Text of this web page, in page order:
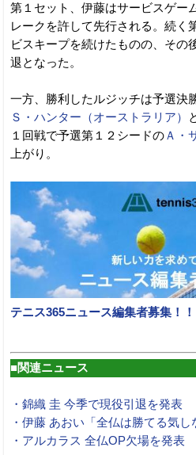
第１セット、伊藤はサービスゲー
レークを許して先行される。続く
ビスキープを続けたものの、その
退となった。
一方、勝利したルジッチは予選決
Ｓ・ハンター（オーストラリア）
１回戦で予選第１２シードのＡ・
上がり。
テニス365ニュース編集者募集！！
■関連ニュース
・錦織 圭 今季で現役引退を発表
・伊藤 あおい「全仏は勝てる気し
・アルカラス 全仏OP欠場を発表